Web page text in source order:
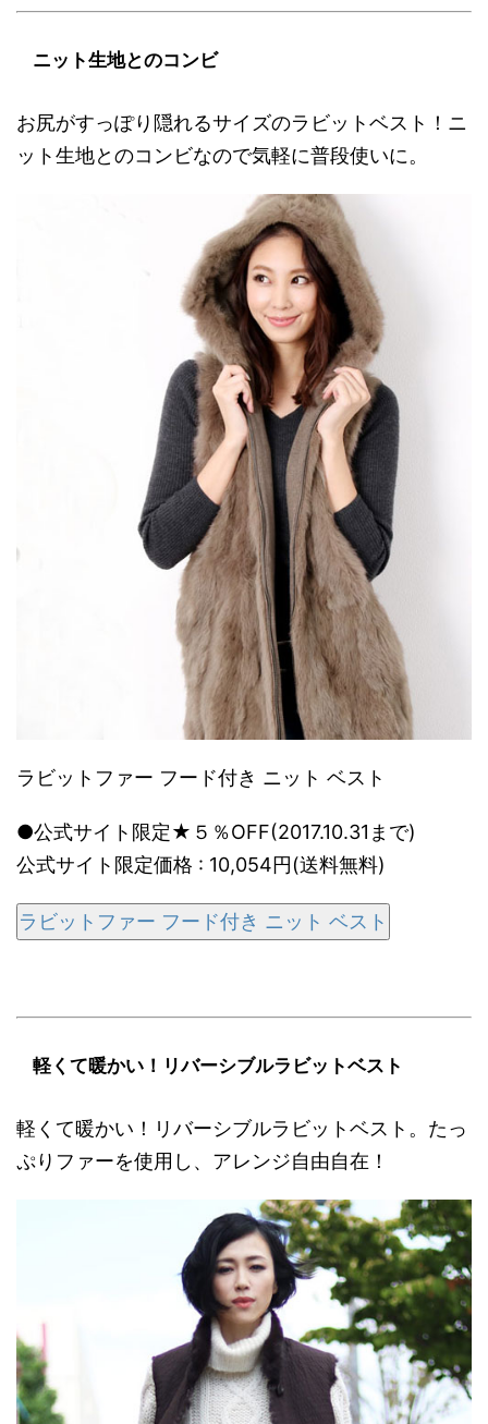
ニット生地とのコンビ
お尻がすっぽり隠れるサイズのラビットベスト！ニ
ット生地とのコンビなので気軽に普段使いに。
ラビットファー フード付き ニット ベスト
●公式サイト限定★５％OFF(2017.10.31まで)
公式サイト限定価格 : 10,054円(送料無料)
ラビットファー フード付き ニット ベスト
軽くて暖かい！リバーシブルラビットベスト
軽くて暖かい！リバーシブルラビットベスト。たっ
ぷりファーを使用し、アレンジ自由自在！